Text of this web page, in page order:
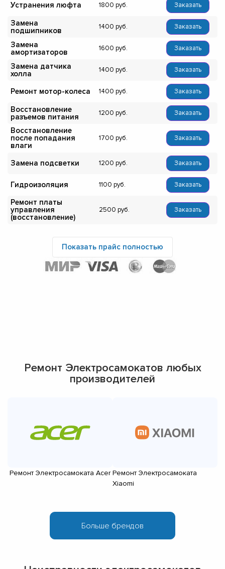
Устранения люфта 1800 Заказать
Замена
подшипников
1400 Заказать
Замена
амортизаторов
1600 Заказать
Замена датчика
холла
1400 Заказать
Ремонт мотор-колеса 1400 Заказать
Восстановление
разъемов питания
1200 Заказать
Восстановление
после попадания
влаги
1700 Заказать
Замена подсветки 1200 Заказать
Гидроизоляция 1100 Заказать
Ремонт платы
управления
(восстановление)
2500 Заказать
Показать прайс полностью
Ремонт Электросамокатов любых
производителей
Ремонт Электросамоката Acer Ремонт Электросамоката
Xiaomi